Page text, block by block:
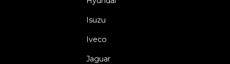
Isuzu
Iveco
Jaguar